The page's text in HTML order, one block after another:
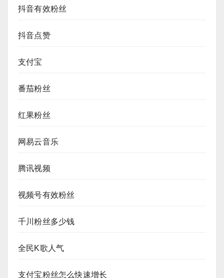
抖音有效粉丝
抖音点赞
支付宝
番茄粉丝
红果粉丝
网易云音乐
腾讯视频
视频号有效粉丝
千川粉丝多少钱
全民K歌人气
支付宝粉丝怎么快速增长